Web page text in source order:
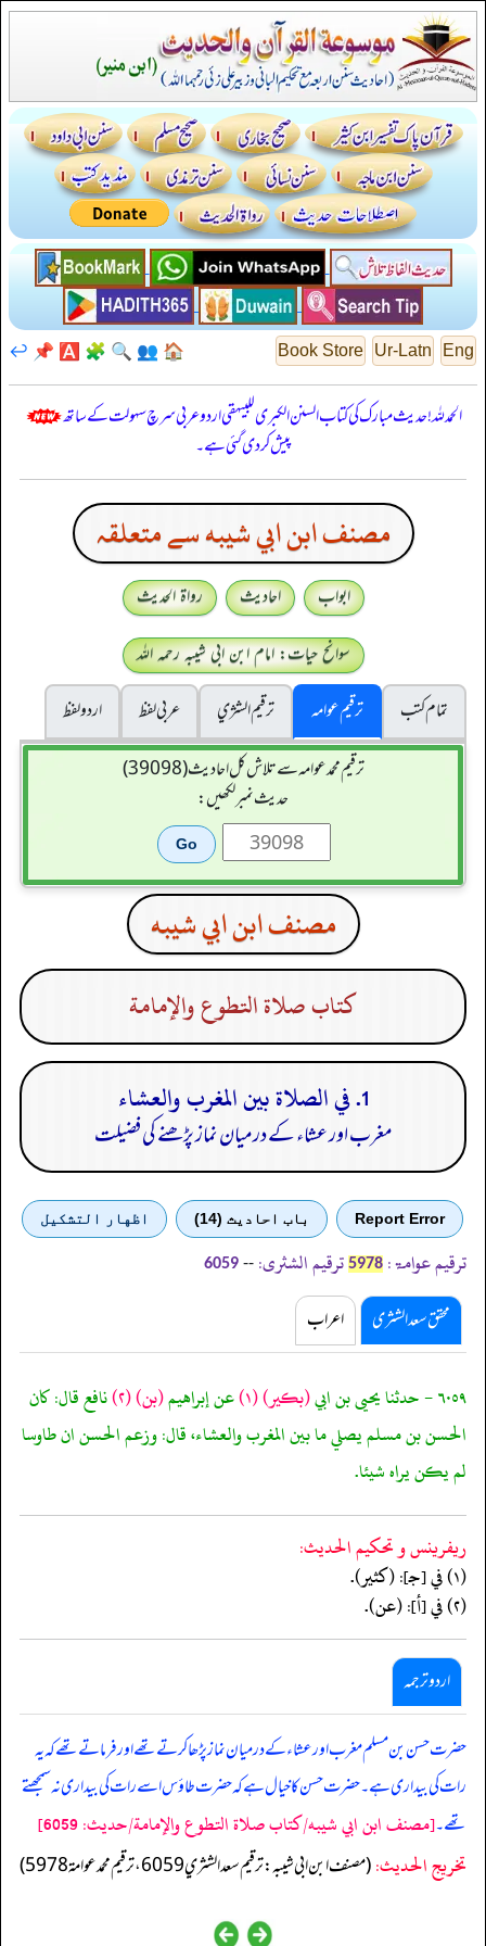
Eng
Ur-Latn
Book Store
🏠
👥
🔍
🧩
🅰️
📌
↩️
الحمدللہ! حدیث مبارک کی کتاب السنن الكبرى للبيهقي اردو عربی سرچ سہولت کے ساتھ
پیش کر دی گئی ہے۔
مصنف ابن ابي شيبه سے متعلقہ
ابواب احادیث
رواۃ الحدیث
سوانح حیات: امام ابن ابی شیبہ رحمہ اللہ
تمام کتب
ترقیم عوامہ ترقيم الشژي عربی لفظ
اردو لفظ
ترقیم محمدعوامہ سے تلاش کل احادیث (39098)
حدیث نمبر لکھیں:
مصنف ابن ابي شيبه
كتاب صلاة التطوع والإمامة
1. في الصلاة بين المغرب والعشاء
مغرب اور عشاء کے درمیان نماز پڑھنے کی فضیلت
Report Error باب احادیث (14) اظهار التشكيل
ترقیم عوامۃ: 5978 ترقیم الشثری: --
6059
محقق سعد الشثری اعراب
٦٠٥٩ - حدثنا يحيى بن ابي (بكير)(١) عن إبراهيم(بن)(٢) نافع قال: كان
الحسن بن مسلم يصلي ما بين المغرب والعشاء، قال: وزعم الحسن ان طاوسا
لم يكن يراه شيئا.
ريفرينس و تحكيم الحدیث:
(١) في [جـ]: (كثير).
(٢) في [أ]: (عن).
اردو ترجمہ
حضرت حسن بن مسلم مغرب اور عشاء کے درمیان نماز پڑھا کرتے تھے اور فرماتے تھے کہ یہ
رات کی بیداری ہے۔ حضرت حسن کا خیال ہے کہ حضرت طاؤس اسے رات کی بیداری نہ سمجھتے
تھے۔[مصنف ابن ابي شيبه/كتاب صلاة التطوع والإمامة/حدیث: 6059]
تخریج الحدیث:(مصنف ابن ابي شيبه: ترقيم سعد الشثري 6059، ترقيم محمد عوامة 5978)